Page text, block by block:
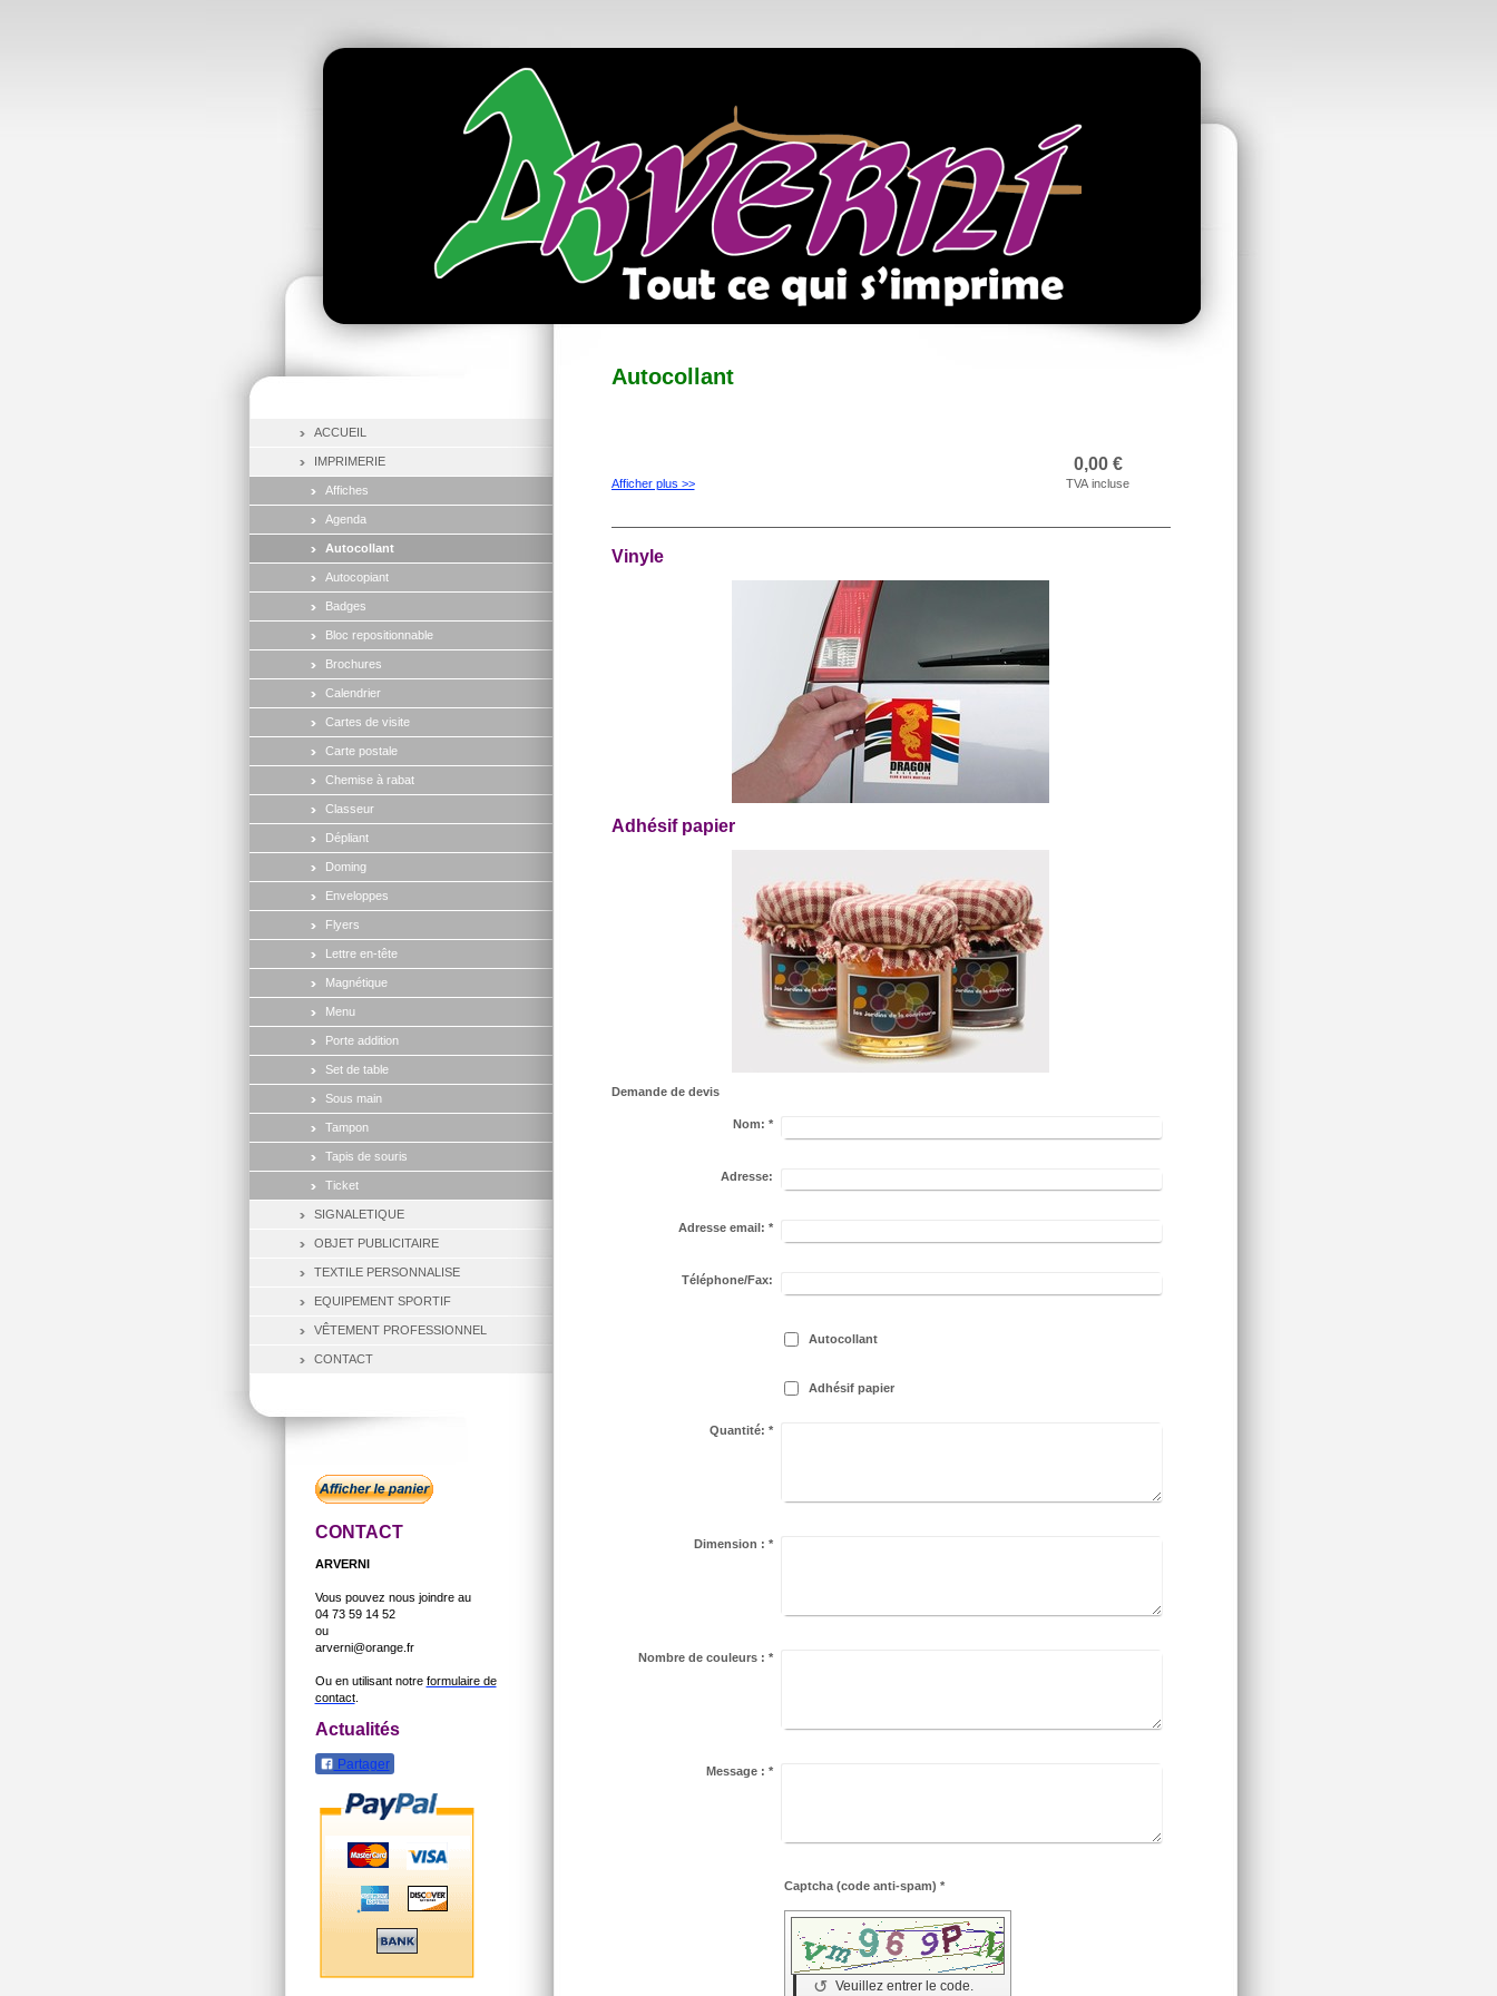
0,00€
TVA incluse
Autocollant
Adhésif papier
Afficher plus >>
Vinyle
Adhésif papier
Demande de devis
Nom: *
Adresse:
Adresse email: *
Téléphone/Fax:
Autocollant
Adhésif papier
Quantité:*
Dimension : *
Nombre de couleurs : *
Message :*
Captcha (code anti-spam) *
Veuillez entrer le code.
↺
ACCUEIL
IMPRIMERIE
Affiches
Agenda
Autocollant
Autocopiant
Badges
Bloc repositionnable
Brochures
Calendrier
Cartes de visite
Carte postale
Chemise à rabat
Classeur
Dépliant
Doming
Enveloppes
Flyers
Lettre en-tête
Magnétique
Menu
Porte addition
Set de table
Sous main
Tampon
Tapis de souris
Ticket
SIGNALETIQUE
OBJET PUBLICITAIRE
TEXTILE PERSONNALISE
EQUIPEMENT SPORTIF
VÊTEMENT PROFESSIONNEL
CONTACT
CONTACT
ARVERNI
Vous pouvez nous joindre au
04 73 59 14 52
ou
arverni@orange.fr
Ou en utilisant notre formulaire de
contact.
Actualités
Partager